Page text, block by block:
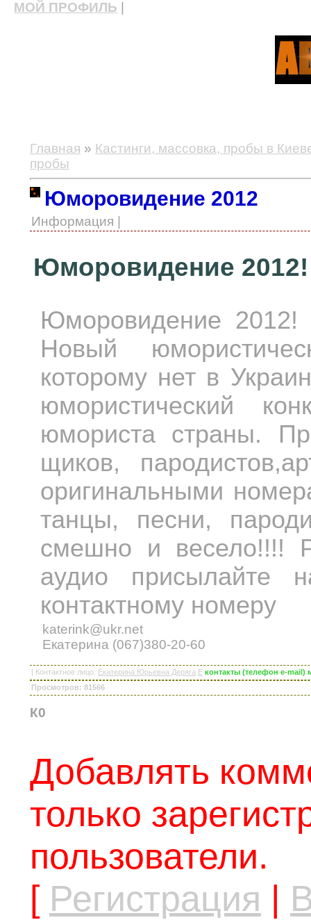
МОЙ ПРОФИЛЬ
Главная » Кастинги, массовка, пробы в
пробы
Юморовидение 2012
Информация |
Юморовидение 2012!
Юморовидение 2012!
Новый
которому нет в
юмористический
юмориста страны.
щиков,
оригинальными
танцы, песни,
смешно и весело!!!!
аудио присылайте
контактному номеру
katerink@ukr.net
Екатерина (067)380-20-60
| Контактное лицо: Екатерина Юрьевна Деряга E контакты (телефон e-mail)
Просмотров: 81566
К0
Добавлять
только
пользователи.
[ Регистрация |